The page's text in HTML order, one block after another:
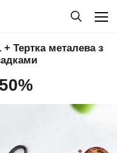
Тертка металева з